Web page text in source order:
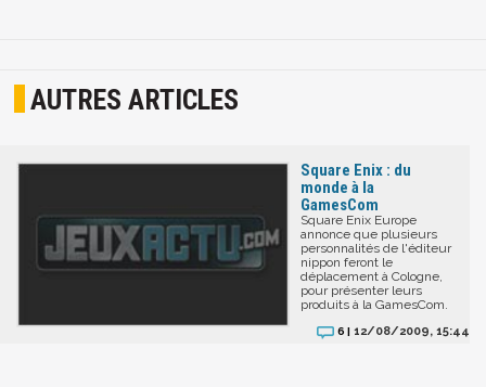
AUTRES ARTICLES
Square Enix : du
monde à la
GamesCom
Square Enix Europe
annonce que plusieurs
personnalités de l'éditeur
nippon feront le
déplacement à Cologne,
pour présenter leurs
produits à la GamesCom.
6 | 12/08/2009, 15:44